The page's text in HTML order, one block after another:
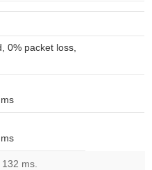
0% packet loss,
ms.